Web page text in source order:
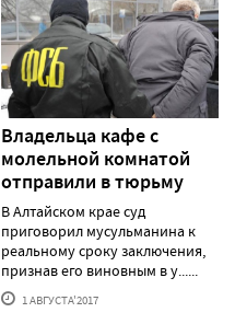
Владельца кафе с
молельной комнатой
отправили в тюрьму
В Алтайском крае суд
приговорил мусульманина к
реальному сроку заключения,
признав его виновным в у......
1 АВГУСТА'2017